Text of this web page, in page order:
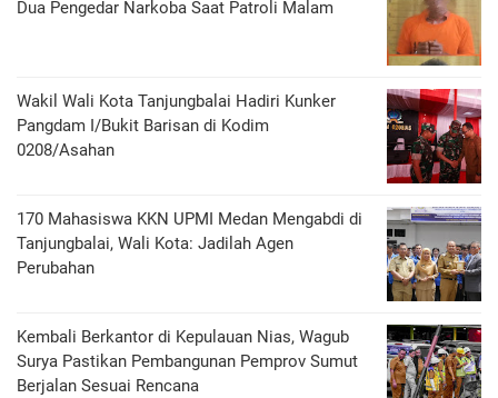
Dua Pengedar Narkoba Saat Patroli Malam
Wakil Wali Kota Tanjungbalai Hadiri Kunker
Pangdam I/Bukit Barisan di Kodim
0208/Asahan
170 Mahasiswa KKN UPMI Medan Mengabdi di
Tanjungbalai, Wali Kota: Jadilah Agen
Perubahan
Kembali Berkantor di Kepulauan Nias, Wagub
Surya Pastikan Pembangunan Pemprov Sumut
Berjalan Sesuai Rencana